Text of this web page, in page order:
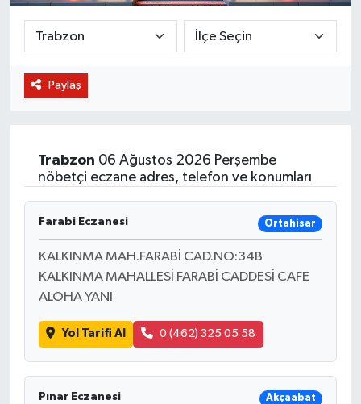
Paylaş
Trabzon 06 Ağustos 2026 Perşembe
nöbetçi eczane adres, telefon ve konumları
Farabi Eczanesi Ortahisar
KALKINMA MAH.FARABİ CAD.NO:34B
KALKINMA MAHALLESİ FARABİ CADDESİ CAFE
ALOHA YANI
Yol Tarifi Al 0 (462) 325 05 58
Pınar Eczanesi Akçaabat
BİLİM VE TEKNOLOJİ